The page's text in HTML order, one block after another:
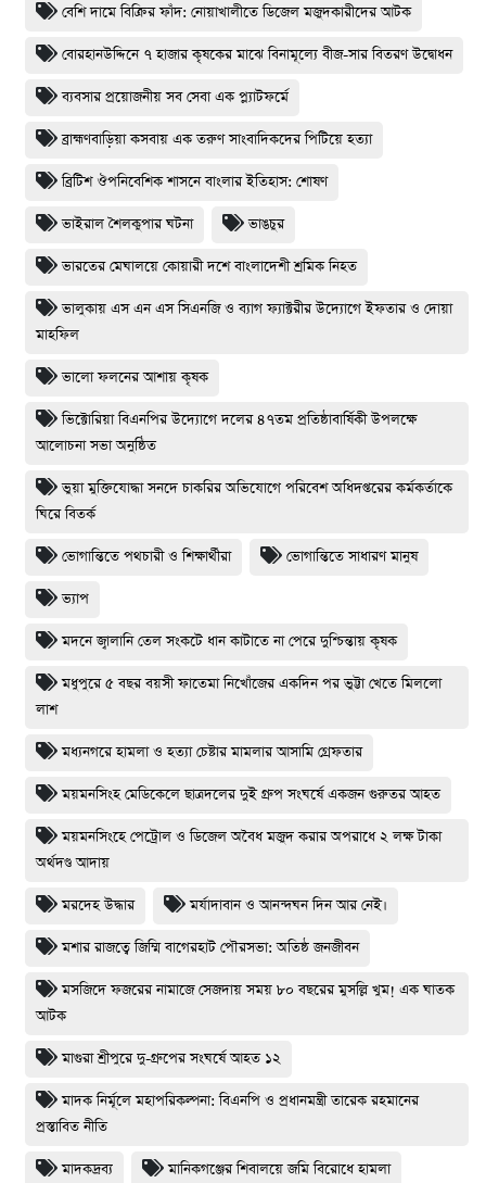
বেশি দামে বিক্রির ফাঁদ: নোয়াখালীতে ডিজেল মজুদকারীদের আটক
বোরহানউদ্দিনে ৭ হাজার কৃষকের মাঝে বিনামূল্যে বীজ-সার বিতরণ উদ্বোধন
ব্যবসার প্রয়োজনীয় সব সেবা এক প্ল্যাটফর্মে
ব্রাহ্মণবাড়িয়া কসবায় এক তরুণ সাংবাদিকদের পিটিয়ে হত্যা
ব্রিটিশ ঔপনিবেশিক শাসনে বাংলার ইতিহাস: শোষণ
ভাইরাল শৈলকুপার ঘটনা ভাঙচুর
ভারতের মেঘালয়ে কোয়ারী দশে বাংলাদেশী শ্রমিক নিহত
ভালুকায় এস এন এস সিএনজি ও ব্যাগ ফ্যাক্টরীর উদ্যোগে ইফতার ও দোয়া
মাহফিল
ভালো ফলনের আশায় কৃষক
ভিক্টোরিয়া বিএনপির উদ্যোগে দলের ৪৭তম প্রতিষ্ঠাবার্ষিকী উপলক্ষে
আলোচনা সভা অনুষ্ঠিত
ভুয়া মুক্তিযোদ্ধা সনদে চাকরির অভিযোগে পরিবেশ অধিদপ্তরের কর্মকর্তাকে
ঘিরে বিতর্ক
ভোগান্তিতে পথচারী ও শিক্ষার্থীরা ভোগান্তিতে সাধারণ মানুষ
ভ্যাপ
মদনে জ্বালানি তেল সংকটে ধান কাটাতে না পেরে দুশ্চিন্তায় কৃষক
মধুপুরে ৫ বছর বয়সী ফাতেমা নিখোঁজের একদিন পর ভুট্টা খেতে মিললো
লাশ
মধ্যনগরে হামলা ও হত্যা চেষ্টার মামলার আসামি গ্রেফতার
ময়মনসিংহ মেডিকেলে ছাত্রদলের দুই গ্রুপ সংঘর্ষে একজন গুরুতর আহত
ময়মনসিংহে পেট্রোল ও ডিজেল অবৈধ মজুদ করার অপরাধে ২ লক্ষ টাকা
অর্থদণ্ড আদায়
মরদেহ উদ্ধার মর্যাদাবান ও আনন্দঘন দিন আর নেই।
মশার রাজত্বে জিম্মি বাগেরহাট পৌরসভা: অতিষ্ঠ জনজীবন
মসজিদে ফজরের নামাজে সেজদায় সময় ৮০ বছরের মুসল্লি খুম! এক ঘাতক
আটক
মাগুরা শ্রীপুরে দু-গ্রুপের সংঘর্ষে আহত ১২
মাদক নির্মূলে মহাপরিকল্পনা: বিএনপি ও প্রধানমন্ত্রী তারেক রহমানের
প্রস্তাবিত নীতি
মাদকদ্রব্য মানিকগঞ্জের শিবালয়ে জমি বিরোধে হামলা